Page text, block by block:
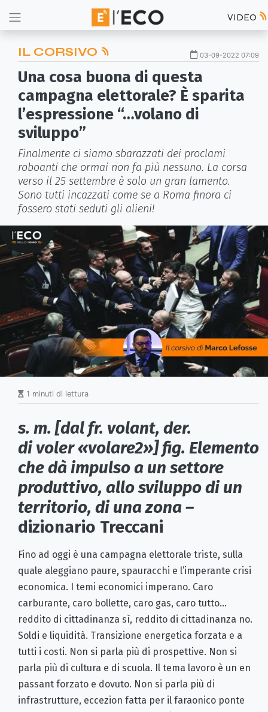
VIDEO
IL CORSIVO 03-09-2022 07:09
Una cosa buona di questa
campagna elettorale? È sparita
l’espressione “…volano di
sviluppo”
Finalmente ci siamo sbarazzati dei proclami
roboanti che ormai non fa più nessuno. La corsa
verso il 25 settembre è solo un gran lamento.
Sono tutti incazzati come se a Roma finora ci
fossero stati seduti gli alieni!
1 minuti di lettura
s. m. [dal fr. volant, der.
di voler «volare2»] fig. Elemento
che dà impulso a un settore
produttivo, allo sviluppo di un
territorio, di una zona –
dizionario Treccani
Fino ad oggi è una campagna elettorale triste, sulla
quale aleggiano paure, spauracchi e l’imperante crisi
economica. I temi economici imperano. Caro
carburante, caro bollette, caro gas, caro tutto…
reddito di cittadinanza sì, reddito di cittadinanza no.
Soldi e liquidità. Transizione energetica forzata e a
tutti i costi. Non si parla più di prospettive. Non si
parla più di cultura e di scuola. Il tema lavoro è un en
passant forzato e dovuto. Non si parla più di
infrastrutture, eccezion fatta per il faraonico ponte